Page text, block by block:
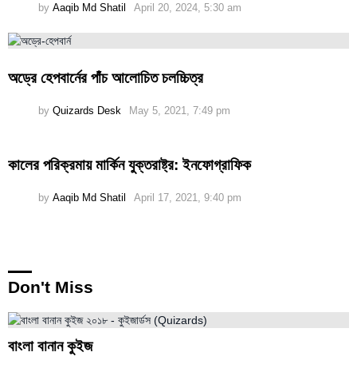
by Aaqib Md Shatil April 20, 2024, 5:30 am
অড্রে হেপবার্নের পাঁচ আলোচিত চলচ্চিত্র
by Quizards Desk May 5, 2021, 7:49 pm
কালের পরিক্রমায় মার্কিন যুক্তরাষ্ট্র: ইনফোগ্রাফিক
by Aaqib Md Shatil April 17, 2021, 9:40 pm
Don't Miss
বাংলা বানান কুইজ